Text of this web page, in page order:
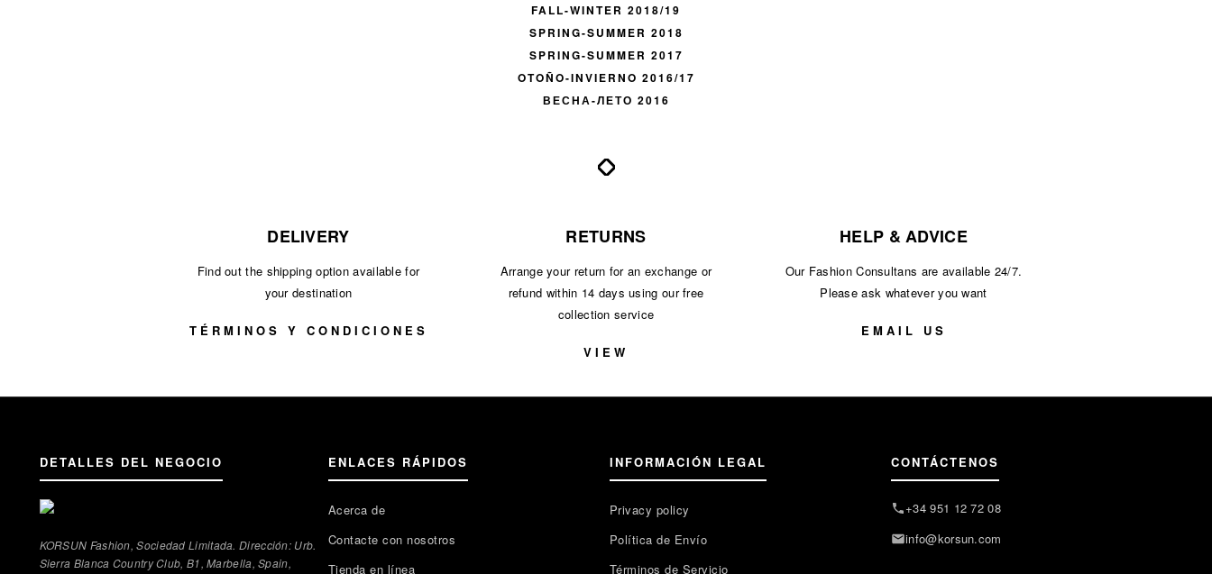
FALL-WINTER 2018/19
SPRING-SUMMER 2018
SPRING-SUMMER 2017
OTOÑO-INVIERNO 2016/17
ВЕСНА-ЛЕТО 2016
DELIVERY
Find out the shipping option available for
your destination
TÉRMINOS Y CONDICIONES
RETURNS
Arrange your return for an exchange or
refund within 14 days using our free
collection service
VIEW
HELP & ADVICE
Our Fashion Consultans are available 24/7.
Please ask whatever you want
EMAIL US
DETALLES DEL NEGOCIO
KORSUN Fashion, Sociedad Limitada. Dirección: Urb.
Sierra Blanca Country Club, B1, Marbella, Spain,
ENLACES RÁPIDOS
Acerca de
Contacte con nosotros
Tienda en línea
INFORMACIÓN LEGAL
Privacy policy
Política de Envío
Términos de Servicio
CONTÁCTENOS
+34 951 12 72 08
info@korsun.com